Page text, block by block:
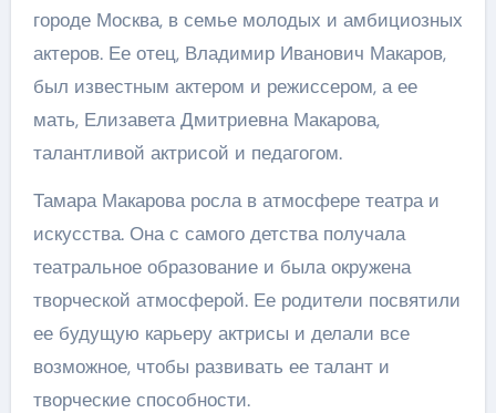
городе Москва, в семье молодых и амбициозных
актеров. Ее отец, Владимир Иванович Макаров,
был известным актером и режиссером, а ее
мать, Елизавета Дмитриевна Макарова,
талантливой актрисой и педагогом.
Тамара Макарова росла в атмосфере театра и
искусства. Она с самого детства получала
театральное образование и была окружена
творческой атмосферой. Ее родители посвятили
ее будущую карьеру актрисы и делали все
возможное, чтобы развивать ее талант и
творческие способности.